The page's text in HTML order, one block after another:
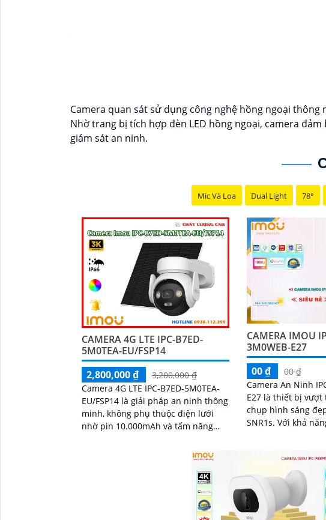
Camera quan sát sử dụng công nghệ hồng ngoại
Nhờ trang bị tích hợp đèn LED hồng ngoại, camera
giám sát an ninh.
Mic Và Loa Dual Light 78°
CAMERA 4G LTE IPC-B7ED-
5M0TEA-EU/FSP14
2,800,000 ₫
3,200,000 ₫
Camera 4G LTE IPC-B7ED-5M0TEA-
EU/FSP14 là giải pháp an ninh thông
minh, không phụ thuộc điện lưới
nhờ pin 10.000mAh và tấm năng
CAMERA IMOU
3M0WEB-E27
00 ₫
00 ₫
Camera An Ninh
E27 là thiết bị
chụp hình sáng
SNR1s. Với khả năng xem ban đêm
chất lượng cao cả